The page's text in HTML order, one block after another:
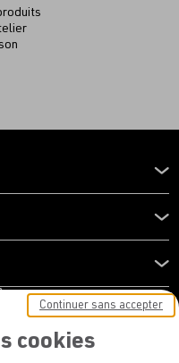
NOTRE
cookies
Continuer sans accepter